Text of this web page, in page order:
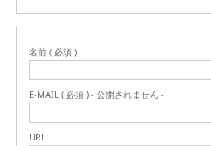
名前 ( 必須 )
E-MAIL ( 必須 ) - 公開されません -
URL